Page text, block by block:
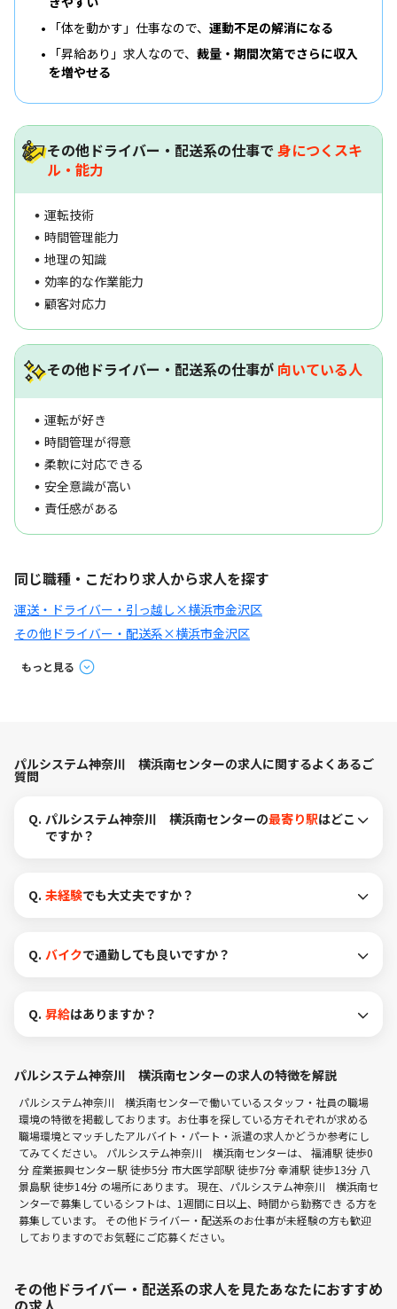
「体を動かす」仕事なので、 運動不足の解消になる
「昇給あり」求人なので、 裁量・期間次第でさらに収入
を増やせる
その他ドライバー・配送系の仕事で 身につくスキ
ル・能力
運転技術
時間管理能力
地理の知識
効率的な作業能力
顧客対応力
その他ドライバー・配送系の仕事が 向いている人
運転が好き
時間管理が得意
柔軟に対応できる
安全意識が高い
責任感がある
同じ職種・こだわり求人から求人を探す
運送・ドライバー・引っ越し×横浜市金沢区
その他ドライバー・配送系×横浜市金沢区
もっと見る
パルシステム神奈川 横浜南センターの求人に関するよくあるご
質問
Q. パルシステム神奈川 横浜南センターの最寄り駅はどこ
ですか？
Q. 未経験でも大丈夫ですか？
Q. バイクで通勤しても良いですか？
Q. 昇給はありますか？
パルシステム神奈川 横浜南センターの求人の特徴を解説
パルシステム神奈川 横浜南センターで働いているスタッフ・社員の職場
環境の特徴を掲載しております。お仕事を探している方それぞれが求める
職場環境とマッチしたアルバイト・パート・派遣の求人かどうか参考にし
てみてください。 パルシステム神奈川 横浜南センターは、 福浦駅 徒歩0
分 産業振興センター駅 徒歩5分 市大医学部駅 徒歩7分幸浦駅 徒歩13分 八
景島駅 徒歩14分 の場所にあります。 現在、パルシステム神奈川 横浜南セ
ンターで募集しているシフトは、1週間に日以上、時間から勤務でき る方を
募集しています。 その他ドライバー・配送系のお仕事が未経験の方も歓迎
しておりますのでお気軽にご応募ください。
その他ドライバー・配送系の求人を見たあなたにおすすめ